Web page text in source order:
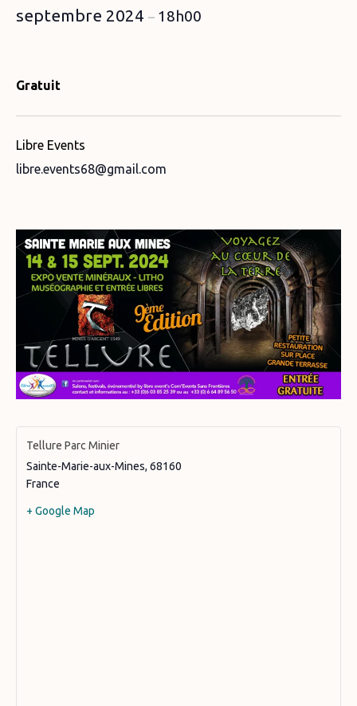
septembre 2024 – 18h00
Gratuit
Libre Events
libre.events68@gmail.com
Tellure Parc Minier
Sainte-Marie-aux-Mines, 68160
France
+ Google Map